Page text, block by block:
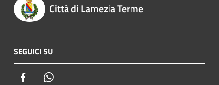
Città di Lamezia Terme
SEGUICI SU
Facebook